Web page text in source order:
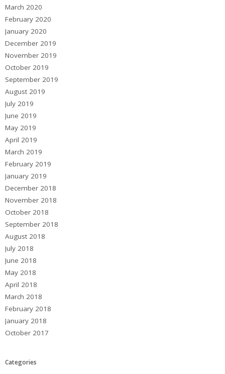
March 2020
February 2020
January 2020
December 2019
November 2019
October 2019
September 2019
August 2019
July 2019
June 2019
May 2019
April 2019
March 2019
February 2019
January 2019
December 2018
November 2018
October 2018
September 2018
August 2018
July 2018
June 2018
May 2018
April 2018
March 2018
February 2018
January 2018
October 2017
Categories